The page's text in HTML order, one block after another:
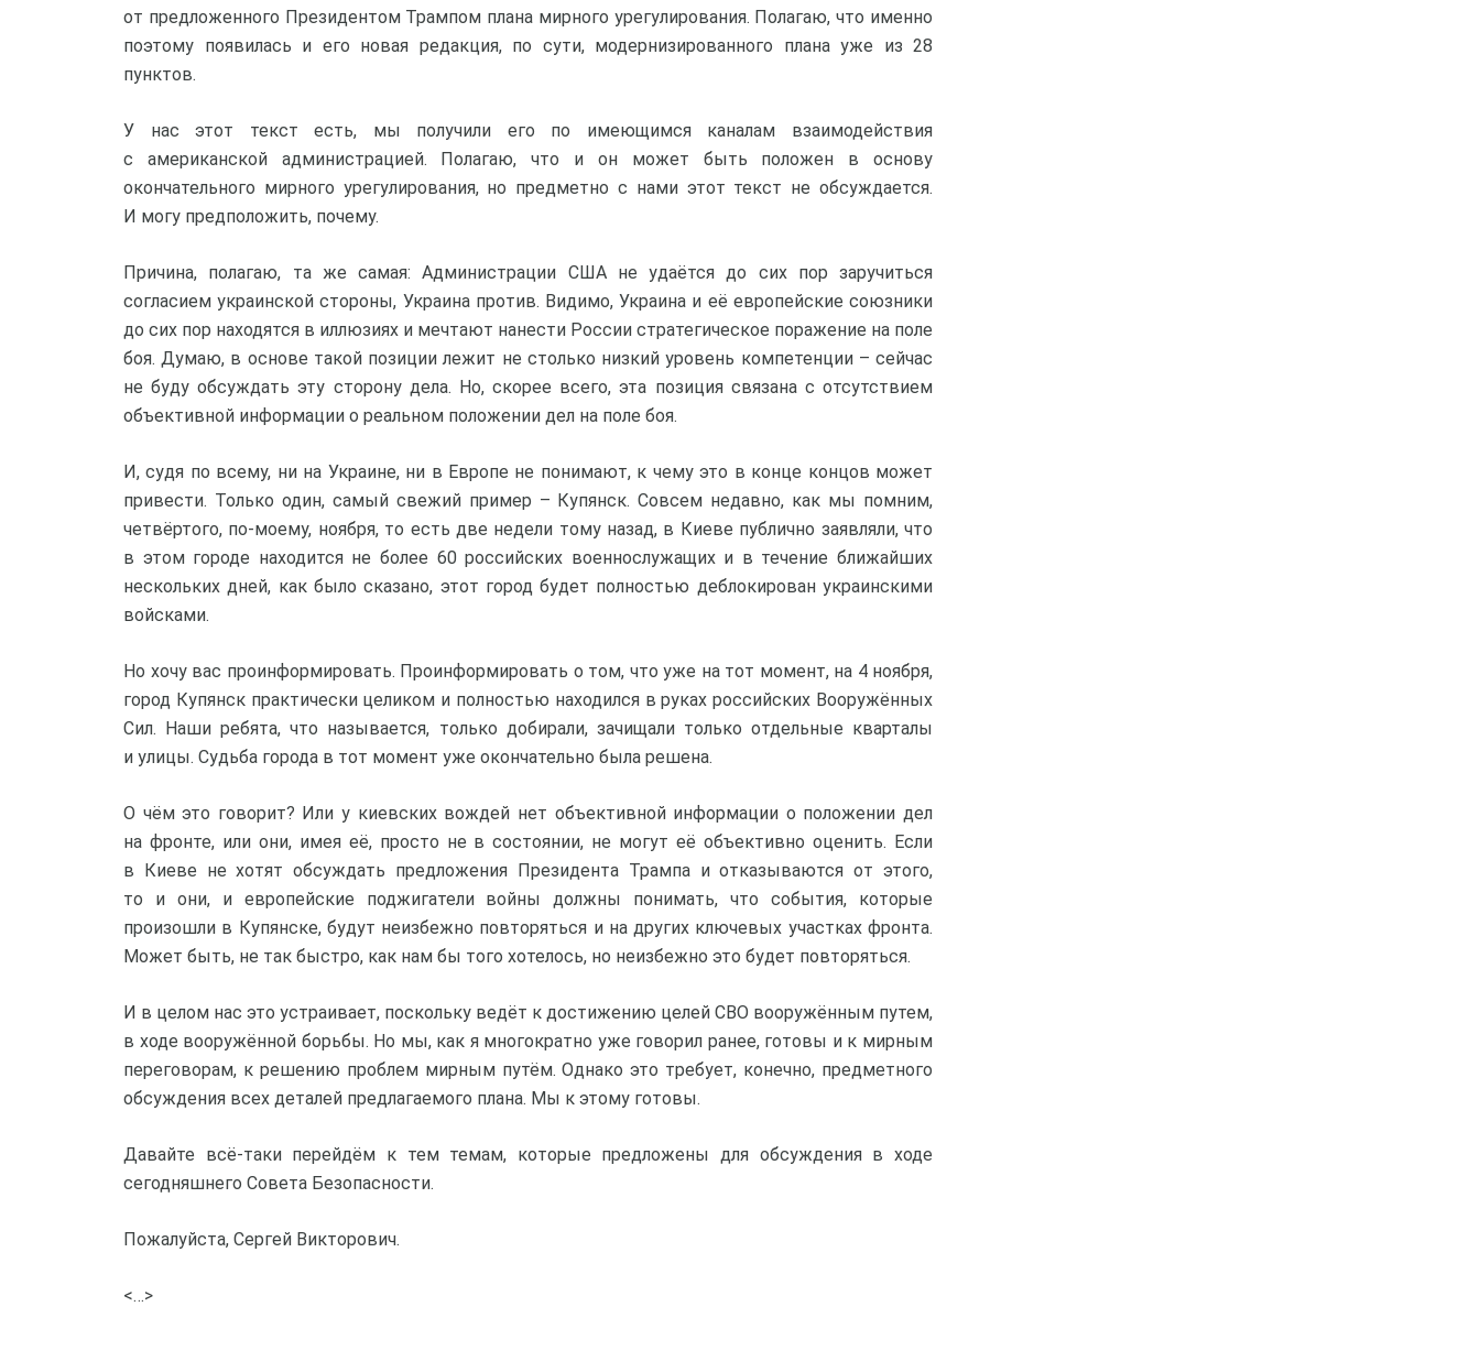
от предложенного Президентом Трампом плана мирного урегулирования. Полагаю, что именно
поэтому появилась и его новая редакция, по сути, модернизированного плана уже из 28
пунктов.
У нас этот текст есть, мы получили его по имеющимся каналам взаимодействия
с американской администрацией. Полагаю, что и он может быть положен в основу
окончательного мирного урегулирования, но предметно с нами этот текст не обсуждается.
И могу предположить, почему.
Причина, полагаю, та же самая: Администрации США не удаётся до сих пор заручиться
согласием украинской стороны, Украина против. Видимо, Украина и её европейские союзники
до сих пор находятся в иллюзиях и мечтают нанести России стратегическое поражение на поле
боя. Думаю, в основе такой позиции лежит не столько низкий уровень компетенции – сейчас
не буду обсуждать эту сторону дела. Но, скорее всего, эта позиция связана с отсутствием
объективной информации о реальном положении дел на поле боя.
И, судя по всему, ни на Украине, ни в Европе не понимают, к чему это в конце концов может
привести. Только один, самый свежий пример – Купянск. Совсем недавно, как мы помним,
четвёртого, по-моему, ноября, то есть две недели тому назад, в Киеве публично заявляли, что
в этом городе находится не более 60 российских военнослужащих и в течение ближайших
нескольких дней, как было сказано, этот город будет полностью деблокирован украинскими
войсками.
Но хочу вас проинформировать. Проинформировать о том, что уже на тот момент, на 4 ноября,
город Купянск практически целиком и полностью находился в руках российских Вооружённых
Сил. Наши ребята, что называется, только добирали, зачищали только отдельные кварталы
и улицы. Судьба города в тот момент уже окончательно была решена.
О чём это говорит? Или у киевских вождей нет объективной информации о положении дел
на фронте, или они, имея её, просто не в состоянии, не могут её объективно оценить. Если
в Киеве не хотят обсуждать предложения Президента Трампа и отказываются от этого,
то и они, и европейские поджигатели войны должны понимать, что события, которые
произошли в Купянске, будут неизбежно повторяться и на других ключевых участках фронта.
Может быть, не так быстро, как нам бы того хотелось, но неизбежно это будет повторяться.
И в целом нас это устраивает, поскольку ведёт к достижению целей СВО вооружённым путем,
в ходе вооружённой борьбы. Но мы, как я многократно уже говорил ранее, готовы и к мирным
переговорам, к решению проблем мирным путём. Однако это требует, конечно, предметного
обсуждения всех деталей предлагаемого плана. Мы к этому готовы.
Давайте всё-таки перейдём к тем темам, которые предложены для обсуждения в ходе
сегодняшнего Совета Безопасности.
Пожалуйста, Сергей Викторович.
<…>